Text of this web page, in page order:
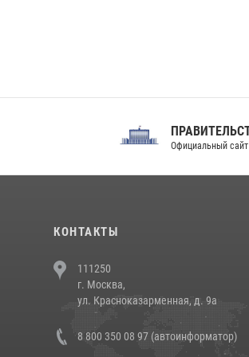
ПРАВИТЕЛЬСТВО РФ
Официальный сайт
КОНТАКТЫ
111250
г. Москва,
ул. Красноказарменная, д. 9а
8 800 350 08 97 (автоинформатор)